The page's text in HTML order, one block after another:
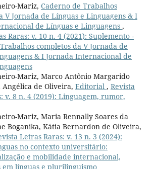
Mariz, Caderno de Trabalhos
V Jornada de Línguas e Linguagens & I
de Línguas e Linguagens ,
Raras: v. 10 n. 4 (2021): Suplemento -
completos da V Jornada de
& I Jornada Internacional de
Mariz, Marco Antônio Margarido
Angélica de Oliveira, Editorial , Revista
v. 8 n. 4 (2019): Linguagem, rumor,
Mariz, Maria Rennally Soares da
Boganika, Kátia Bernardon de Oliveira,
Letras Raras: v. 13 n. 3 (2024):
no contexto universitário:
e mobilidade internacional,
em línguas e plurilinguismo